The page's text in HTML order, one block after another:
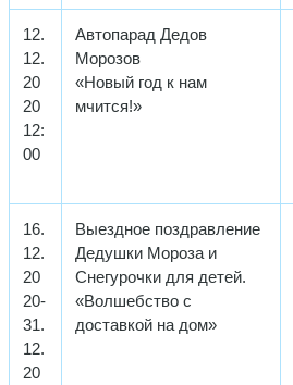
12.
12.
20
20
12:
00
Автопарад Дедов
Морозов
«Новый год к нам
мчится!»
16.
12.
20
20-
31.
12.
20
Выездное поздравление
Дедушки Мороза и
Снегурочки для детей.
«Волшебство с
доставкой на дом»